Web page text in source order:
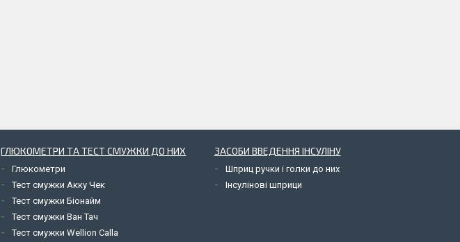
ГЛЮКОМЕТРИ ТА ТЕСТ СМУЖКИ ДО НИХ
Глюкометри
Тест смужки Акку Чек
Тест смужки Біонайм
Тест смужки Ван Тач
Тест смужки Wellion Calla
ЗАСОБИ ВВЕДЕННЯ ІНСУЛІНУ
Шприц ручки і голки до них
Інсулінові шприци